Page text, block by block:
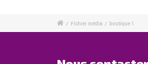
/ Fichier média / boutique 1